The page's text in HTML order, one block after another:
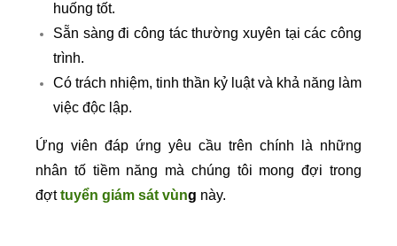
huống tốt.
Sẵn sàng đi công tác thường xuyên tại các công
trình.
Có trách nhiệm, tinh thần kỷ luật và khả năng làm
việc độc lập.
Ứng viên đáp ứng yêu cầu trên chính là những
nhân tố tiềm năng mà chúng tôi mong đợi trong
đợt tuyển giám sát vùng này.